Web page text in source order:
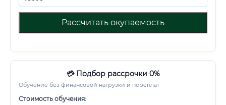
Рассчитать окупаемость
💳 Подбор рассрочки 0%
Обучение без финансовой нагрузки и переплат
Стоимость обучения: